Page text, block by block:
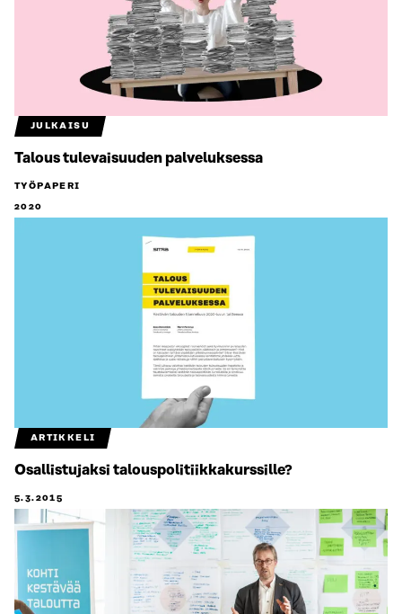
JULKAISU
Talous tulevaisuuden palveluksessa
TYÖPAPERI
2020
ARTIKKELI
Osallistujaksi talouspolitiikka­kurssille?
5.3.2015